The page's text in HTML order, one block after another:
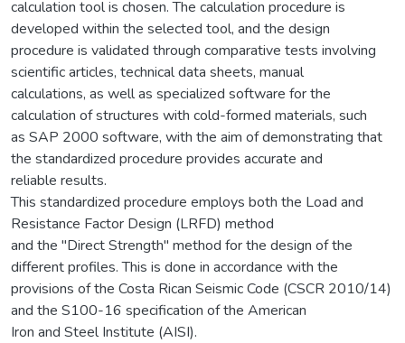
calculation tool is chosen. The calculation procedure is
developed within the selected tool, and the design
procedure is validated through comparative tests involving
scientific articles, technical data sheets, manual
calculations, as well as specialized software for the
calculation of structures with cold-formed materials, such
as SAP 2000 software, with the aim of demonstrating that
the standardized procedure provides accurate and
reliable results.
This standardized procedure employs both the Load and
Resistance Factor Design (LRFD) method
and the "Direct Strength" method for the design of the
different profiles. This is done in accordance with the
provisions of the Costa Rican Seismic Code (CSCR 2010/14)
and the S100-16 specification of the American
Iron and Steel Institute (AISI).